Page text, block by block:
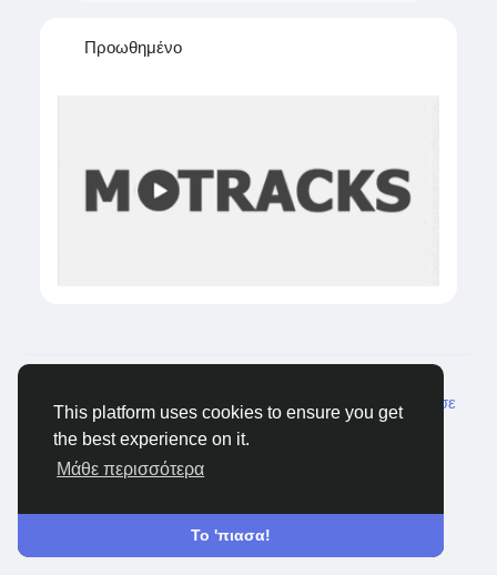
This platform uses cookies to ensure you get
the best experience on it.
Μάθε περισσότερα
Το 'πιασα!
Προωθημένο
Σχετικά
Blogs Ιδιωτικότητα
Επικοινώνησε
μαζί μας